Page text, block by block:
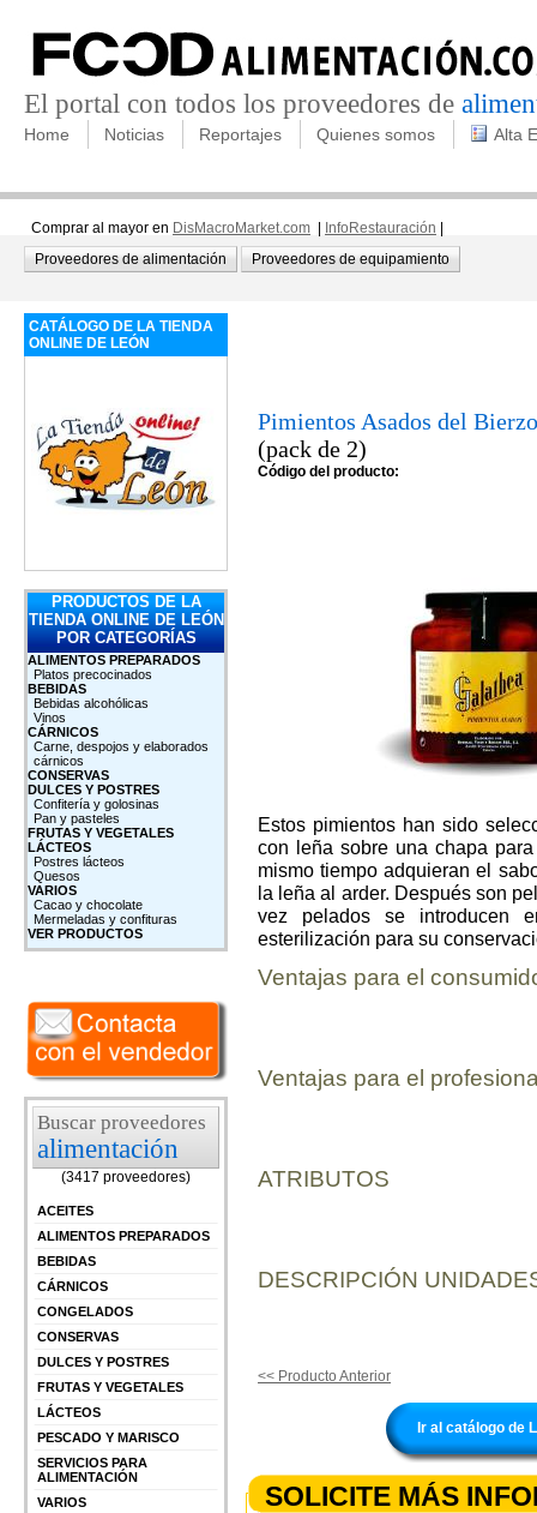
El portal con todos los proveedores de
Home Noticias Reportajes Quienes somos Alta
Comprar al mayor en DisMacroMarket.com InfoRestauración
Proveedores de alimentación
Proveedores de equipamiento
CATÁLOGO DE LA TIENDA
ONLINE DE LEÓN
PRODUCTOS DE LA
TIENDA ONLINE DE LEÓN
POR CATEGORÍAS
ALIMENTOS PREPARADOS
Platos precocinados
BEBIDAS
Bebidas alcohólicas
Vinos
CÁRNICOS
Carne, despojos y elaborados
cárnicos
CONSERVAS
DULCES Y POSTRES
Confitería y golosinas
Pan y pasteles
FRUTAS Y VEGETALES
LÁCTEOS
Postres lácteos
Quesos
VARIOS
Cacao y chocolate
Mermeladas y confituras
VER PRODUCTOS
Buscar proveedores
alimentación
(3417 proveedores)
ACEITES
ALIMENTOS PREPARADOS
BEBIDAS
CÁRNICOS
CONGELADOS
CONSERVAS
DULCES Y POSTRES
FRUTAS Y VEGETALES
LÁCTEOS
PESCADO Y MARISCO
SERVICIOS PARA
ALIMENTACIÓN
VARIOS
Pimientos Asados del
(pack de 2)
Código del producto:
Estos pimientos han sido
con leña sobre una chapa
mismo tiempo adquieran el
la leña al arder. Después son
vez pelados se introducen
esterilización para su
Ventajas para el
Ventajas para el
ATRIBUTOS
DESCRIPCIÓN
<< Producto Anterior
Ir al catálogo de
SOLICITE MÁS